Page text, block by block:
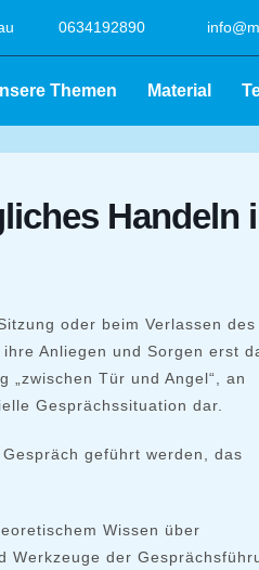
0634192890
Themen Material
Handeln
oder beim Verlassen des
Anliegen und Sorgen erst
Tür und Angel“, an
Gesprächssituation dar.
geführt werden, das
Wissen über
Werkzeuge der